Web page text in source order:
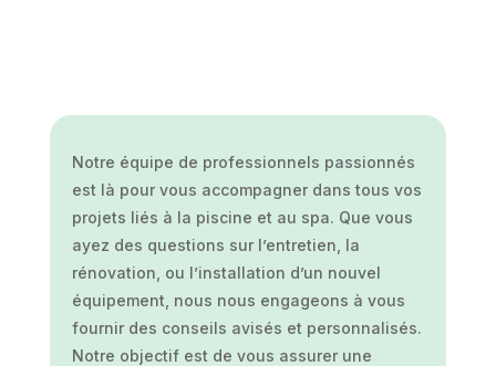
Notre équipe de professionnels passionnés
est là pour vous accompagner dans tous vos
projets liés à la piscine et au spa. Que vous
ayez des questions sur l’entretien, la
rénovation, ou l’installation d’un nouvel
équipement, nous nous engageons à vous
fournir des conseils avisés et personnalisés.
Notre objectif est de vous assurer une